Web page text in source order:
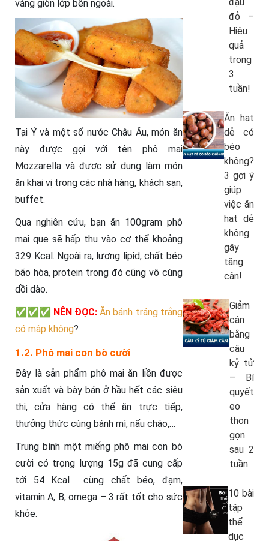
vàng giòn lớp bên ngoài.
Tại Ý và một số nước Châu Âu, món ăn
này được gọi với tên phô mai
Mozzarella và được sử dụng làm món
ăn khai vị trong các nhà hàng, khách sạn,
buffet.
Qua nghiên cứu, bạn ăn 100gram phô
mai que sẽ hấp thu vào cơ thể khoảng
329 Kcal. Ngoài ra, lượng lipid, chất béo
bão hòa, protein trong đó cũng vô cùng
dồi dào.
✅✅✅ NÊN ĐỌC: Ăn bánh tráng trắng
có mập không?
1.2. Phô mai con bò cười
Đây là sản phẩm phô mai ăn liền được
sản xuất và bày bán ở hầu hết các siêu
thị, cửa hàng có thể ăn trực tiếp,
thưởng thức cùng bánh mì, nấu cháo,…
Trung bình một miếng phô mai con bò
cười có trọng lượng 15g đã cung cấp
tới 54 Kcal cùng chất béo, đạm,
vitamin A, B, omega – 3 rất tốt cho sức
khỏe.
đỏ –
Hiệu
quả
trong
3
tuần!
Ăn hạt
dẻ có
béo
không?
3 gợi ý
giúp
việc ăn
hạt dẻ
không
gây
tăng
cân!
Giảm
cân
bằng
câu
kỷ tử
– Bí
quyết
eo
thon
gọn
sau 2
tuần
10 bài
tập
thể
dục